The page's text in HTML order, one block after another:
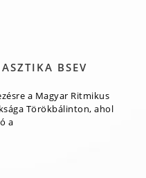
BSEV
a Magyar Ritmikus
Törökbálinton, ahol
a